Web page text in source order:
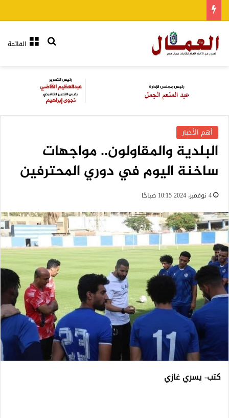
القائمةبحث عن
أهم الأخبار
البلدية والمقاولون.. مواجهات
ساخنة اليوم في دوري المحترفين
4 نوفمبر، 2024 10:15 صباحًا
كتب- يسري غازي